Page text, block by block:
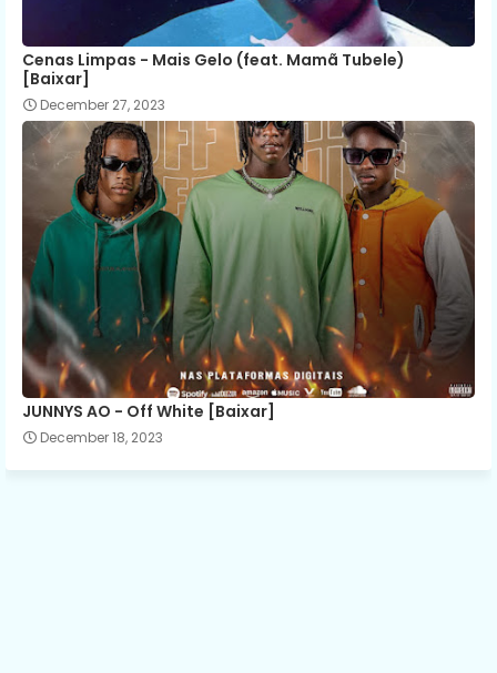
Cenas Limpas - Mais Gelo (feat. Mamã Tubele)
[Baixar]
December 27, 2023
JUNNYS AO - Off White [Baixar]
December 18, 2023